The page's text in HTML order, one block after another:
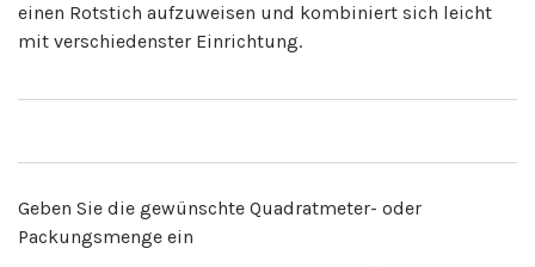
einen Rotstich aufzuweisen und kombiniert sich leicht
mit verschiedenster Einrichtung.
Geben Sie die gewünschte Quadratmeter- oder
Packungsmenge ein